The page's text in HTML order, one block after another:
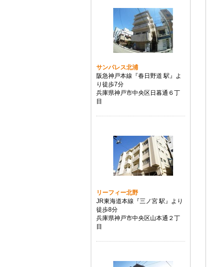
サンパレス北浦
阪急神戸本線『春日野道 駅』よ
り徒歩7分
兵庫県神戸市中央区日暮通６丁
目
リーフィー北野
JR東海道本線『三ノ宮 駅』より
徒歩8分
兵庫県神戸市中央区山本通２丁
目